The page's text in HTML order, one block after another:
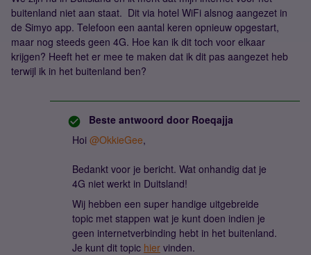
buitenland niet aan staat. Dit via hotel WiFi alsnog aangezet in
de Simyo app. Telefoon een aantal keren opnieuw opgestart,
maar nog steeds geen 4G. Hoe kan ik dit toch voor elkaar
krijgen? Heeft het er mee te maken dat ik dit pas aangezet heb
terwijl ik in het buitenland ben?
Beste antwoord door Roeqajja
Hoi @OkkieGee,
Bedankt voor je bericht. Wat onhandig dat je
4G niet werkt in Duitsland!
Wij hebben een super handige uitgebreide
topic met stappen wat je kunt doen indien je
geen internetverbinding hebt in het buitenland.
Je kunt dit topic hier vinden.